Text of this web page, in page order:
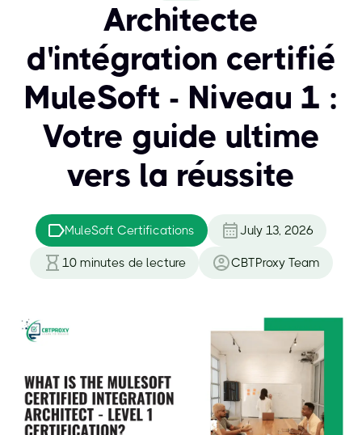
Architecte
d'intégration certifié
MuleSoft - Niveau 1 :
Votre guide ultime
vers la réussite
MuleSoft Certifications July 13, 2026
10 minutes de lecture CBTProxy Team